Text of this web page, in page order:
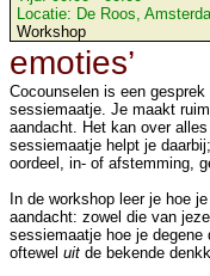
Locatie: De Roos,
Workshop
emoties’
Cocounselen is een
sessiemaatje. Je maakt
aandacht. Het kan over
sessiemaatje helpt je
oordeel, in- of afstemming,
In de workshop leer je hoe
aandacht: zowel die van
sessiemaatje hoe je degene
oftewel uit de bekende